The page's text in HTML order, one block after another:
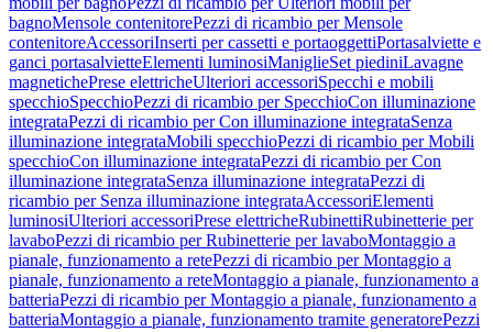
bagnoMensole contenitorePezzi di ricambio per Mensole
contenitoreAccessoriInserti per cassetti e portaoggettiPortasalviette e
ganci portasalvietteElementi luminosiManiglieSet piediniLavagne
magnetichePrese elettricheUlteriori accessoriSpecchi e mobili
specchioSpecchioPezzi di ricambio per SpecchioCon illuminazione
integrataPezzi di ricambio per Con illuminazione integrataSenza
illuminazione integrataMobili specchioPezzi di ricambio per Mobili
specchioCon illuminazione integrataPezzi di ricambio per Con
illuminazione integrataSenza illuminazione integrataPezzi di
ricambio per Senza illuminazione integrataAccessoriElementi
luminosiUlteriori accessoriPrese elettricheRubinettiRubinetterie per
lavaboPezzi di ricambio per Rubinetterie per lavaboMontaggio a
pianale, funzionamento a retePezzi di ricambio per Montaggio a
pianale, funzionamento a reteMontaggio a pianale, funzionamento a
batteriaPezzi di ricambio per Montaggio a pianale, funzionamento a
batteriaMontaggio a pianale, funzionamento tramite generatorePezzi